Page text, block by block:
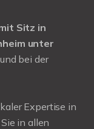
Sitz in
unter
bei der
Expertise in
in allen